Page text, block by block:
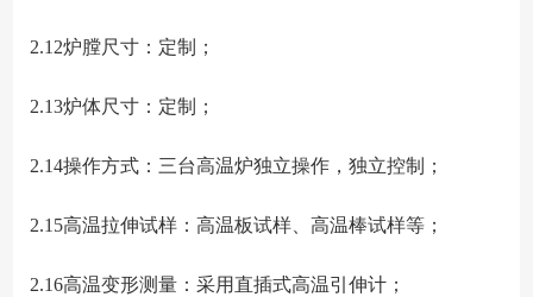
2.12炉膛尺寸：定制；
2.13炉体尺寸：定制；
2.14操作方式：三台高温炉独立操作，独立控制；
2.15高温拉伸试样：高温板试样、高温棒试样等；
2.16高温变形测量：采用直插式高温引伸计；